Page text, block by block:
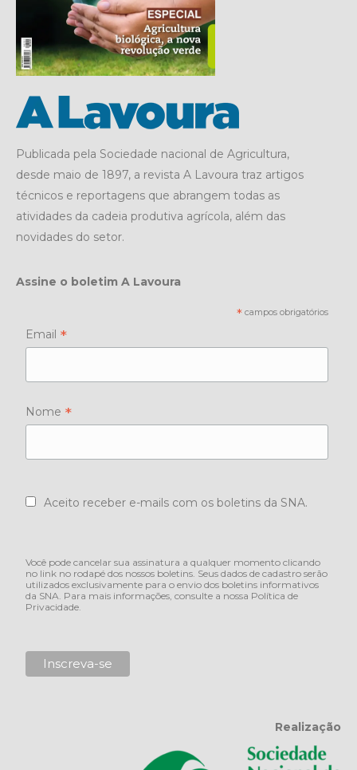
Publicada pela Sociedade nacional de Agricultura,
desde maio de 1897, a revista A Lavoura traz artigos
técnicos e reportagens que abrangem todas as
atividades da cadeia produtiva agrícola, além das
novidades do setor.
Assine o boletim A Lavoura
* campos obrigatórios
Email *
Nome *
Aceito receber e-mails com os boletins da SNA.
Você pode cancelar sua assinatura a qualquer momento clicando
no link no rodapé dos nossos boletins. Seus dados de cadastro serão
utilizados exclusivamente para o envio dos boletins informativos
da SNA. Para mais informações, consulte a nossa Política de
Privacidade.
Realização